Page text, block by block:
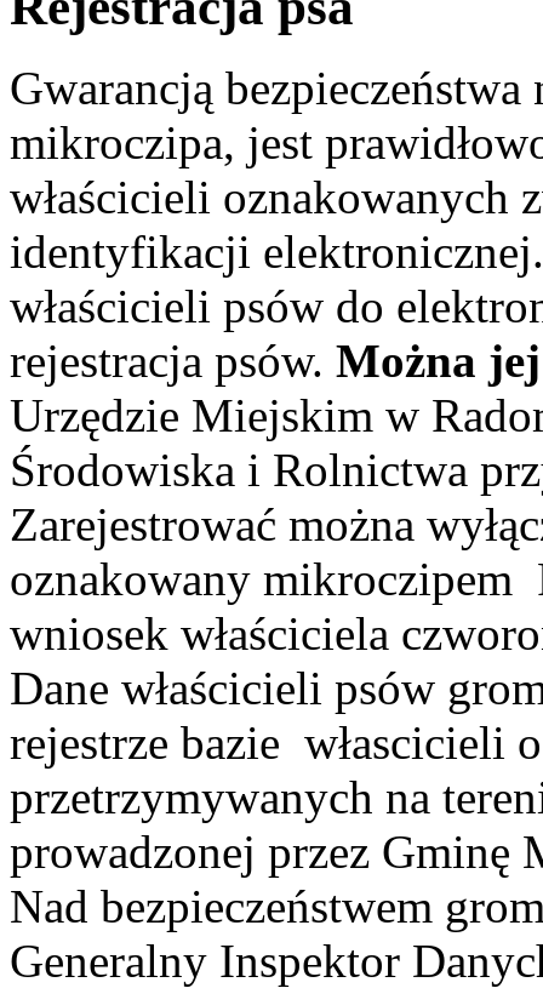
Gwarancją bezpieczeństwa
mikroczipa, jest
właścicieli oznakowanych
identyfikacji
właścicieli psów do
rejestracja psów. Można
Urzędzie Miejskim w
Środowiska i Rolnictwa
Zarejestrować można
oznakowany mikroczipem
wniosek właściciela
Dane właścicieli psów
rejestrze bazie włascicieli
przetrzymywanych na
prowadzonej przez Gminę
Nad bezpieczeństwem
Generalny Inspektor